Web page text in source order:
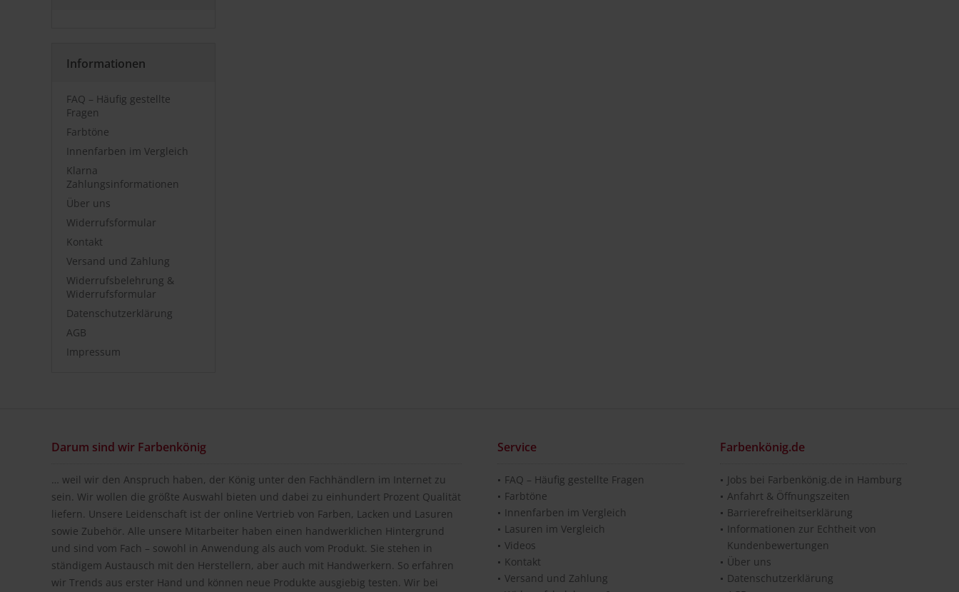
Informationen
FAQ – Häufig gestellte
Fragen
Farbtöne
Innenfarben im Vergleich
Klarna
Zahlungsinformationen
Über uns
Widerrufsformular
Kontakt
Versand und Zahlung
Widerrufsbelehrung &
Widerrufsformular
Datenschutzerklärung
AGB
Impressum
Darum sind wir Farbenkönig
… weil wir den Anspruch haben, der König unter den Fachhändlern im Internet zu
sein. Wir wollen die größte Auswahl bieten und dabei zu einhundert Prozent Qualität
liefern. Unsere Leidenschaft ist der online Vertrieb von Farben, Lacken und Lasuren
sowie Zubehör. Alle unsere Mitarbeiter haben einen handwerklichen Hintergrund
und sind vom Fach – sowohl in Anwendung als auch vom Produkt. Sie stehen in
ständigem Austausch mit den Herstellern, aber auch mit Handwerkern. So erfahren
wir Trends aus erster Hand und können neue Produkte ausgiebig testen. Wir bei
Service
FAQ – Häufig gestellte Fragen
Farbtöne
Innenfarben im Vergleich
Lasuren im Vergleich
Videos
Kontakt
Versand und Zahlung
Farbenkönig.de
Jobs bei Farbenkönig.de in Hamburg
Anfahrt & Öffnungszeiten
Barrierefreiheitserklärung
Informationen zur Echtheit von
Kundenbewertungen
Über uns
Datenschutzerklärung